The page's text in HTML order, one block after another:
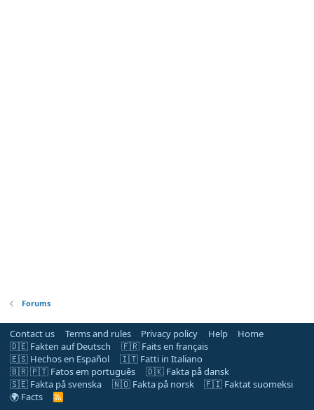
Forums
Contact us Terms and rules Privacy policy Help
Home
🇩🇪 Fakten auf Deutsch
🇫🇷 Faits en français
🇪🇸 Hechos en Español
🇮🇹 Fatti in Italiano
🇧🇷 🇵🇹 Fatos em português
🇩🇰 Fakta på dansk
🇸🇪 Fakta på svenska
🇳🇴 Fakta på norsk
🇫🇮 Faktat suomeksi
🌍 Facts
R